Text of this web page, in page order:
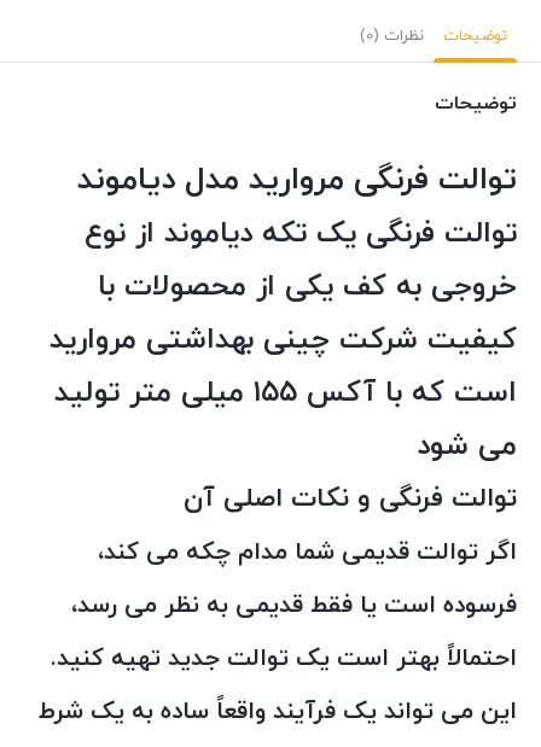
توضیحات نظرات (0)
توضیحات
توالت فرنگی مروارید مدل دیاموند
توالت فرنگی یک تکه دیاموند از نوع
خروجی به کف یکی از محصولات با
کیفیت شرکت چینی بهداشتی مروارید
است که با آکس ۱۵۵ میلی متر تولید
می شود
توالت فرنگی و نکات اصلی آن
اگر توالت قدیمی شما مدام چکه می کند،
فرسوده است یا فقط قدیمی به نظر می رسد،
احتمالاً بهتر است یک توالت جدید تهیه کنید.
این می تواند یک فرآیند واقعاً ساده به یک شرط